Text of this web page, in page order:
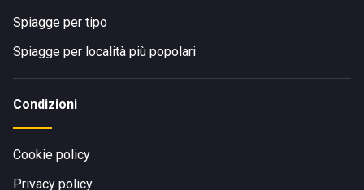
Spiagge per tipo
Spiagge per località più popolari
Condizioni
Cookie policy
Privacy policy